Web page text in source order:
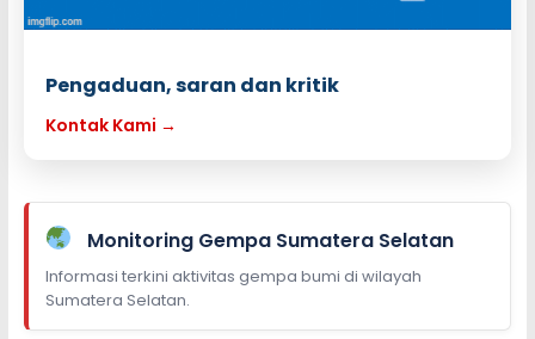
Pengaduan, saran dan kritik
Kontak Kami →
Monitoring Gempa Sumatera Selatan
Informasi terkini aktivitas gempa bumi di wilayah
Sumatera Selatan.